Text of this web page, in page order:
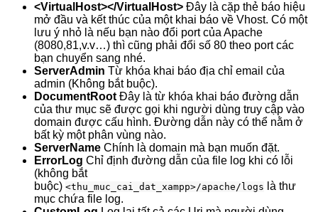
<VirtualHost></VirtualHost> Đây là cặp thẻ báo hiệu
mở đầu và kết thúc của một khai báo về Vhost. Có một
lưu ý nhỏ là nếu bạn nào đổi port của Apache
(8080,81,v.v…) thì cũng phải đổi số 80 theo port các
bạn chuyển sang nhé.
ServerAdmin Từ khóa khai báo địa chỉ email của
admin (Không bắt buộc).
DocumentRoot Đây là từ khóa khai báo đường dẫn
của thư mục sẽ được gọi khi người dùng truy cập vào
domain được cấu hình. Đường dẫn này có thể nằm ở
bất kỳ một phân vùng nào.
ServerName Chính là domain mà bạn muốn đặt.
ErrorLog Chỉ định đường dẫn của file log khi có lỗi
(không bắt
buộc) <thu_muc_cai_dat_xampp>/apache/logs là thư
mục chứa file log.